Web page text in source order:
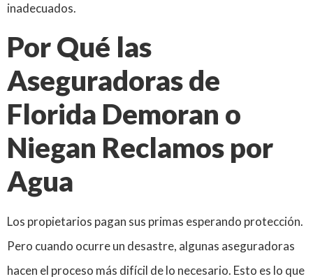
inadecuados.
Por Qué las
Aseguradoras de
Florida Demoran o
Niegan Reclamos por
Agua
Los propietarios pagan sus primas esperando protección.
Pero cuando ocurre un desastre, algunas aseguradoras
hacen el proceso más difícil de lo necesario. Esto es lo que